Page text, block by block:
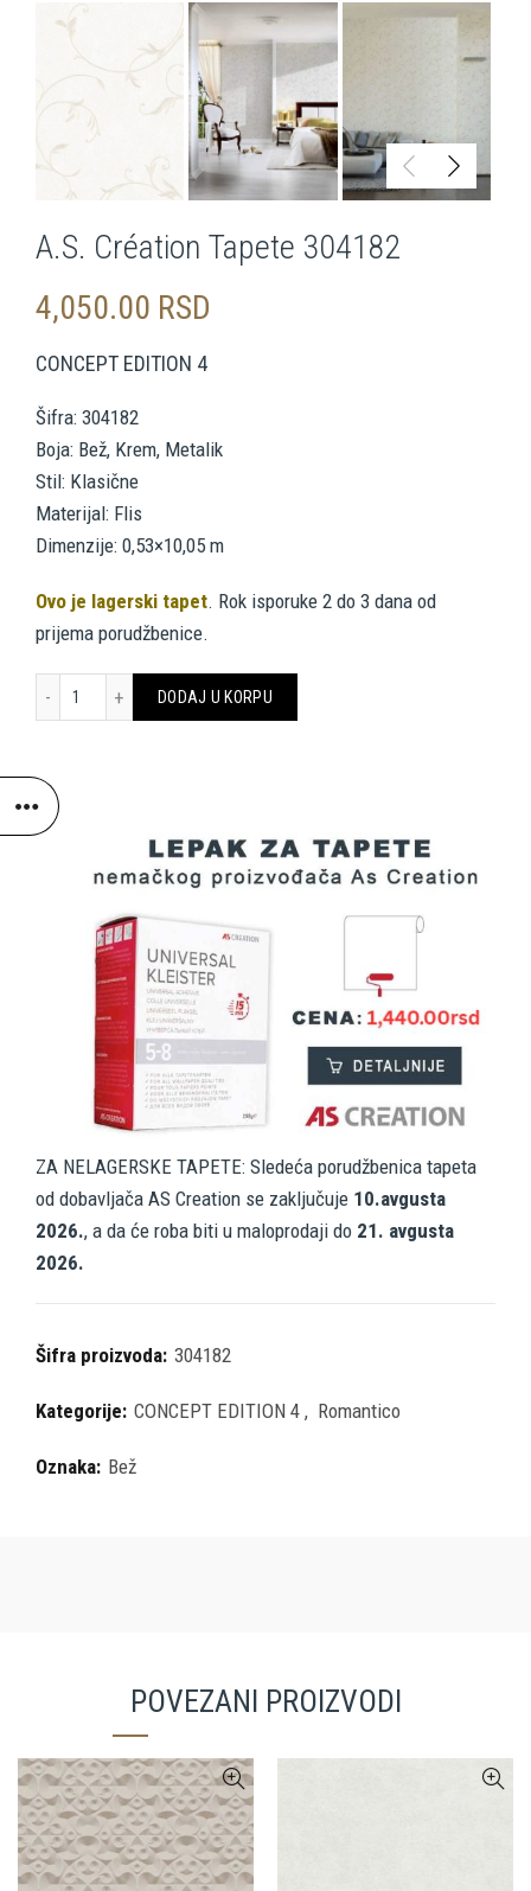
A.S. Création Tapete 304182
4,050.00 RSD
CONCEPT EDITION 4
Šifra: 304182
Boja: Bež, Krem, Metalik
Stil: Klasične
Materijal: Flis
Dimenzije: 0,53×10,05 m
Ovo je lagerski tapet. Rok isporuke 2 do 3 dana od
prijema porudžbenice.
A.S. Création Tapete 304182 količina
DODAJ U KORPU
ZA NELAGERSKE TAPETE: Sledeća porudžbenica tapeta
od dobavljača AS Creation se zaključuje 10.avgusta
2026., a da će roba biti u maloprodaji do 21. avgusta
2026.
Šifra proizvoda: 304182
Kategorije: CONCEPT EDITION 4 , Romantico
Oznaka: Bež
POVEZANI PROIZVODI